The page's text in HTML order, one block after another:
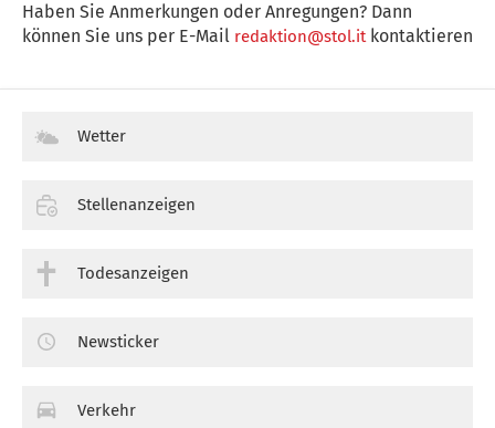
Haben Sie Anmerkungen oder Anregungen? Dann
können Sie uns per E-Mail redaktion@stol.itkontaktieren
Wetter
Stellenanzeigen
Todesanzeigen
Newsticker
Verkehr